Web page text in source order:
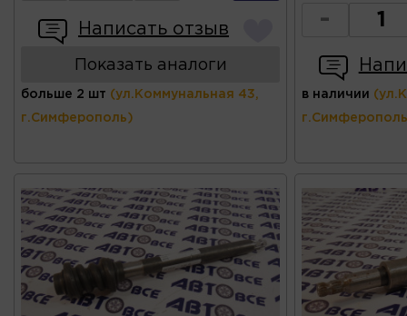
Написать отзыв
Показать аналоги
больше 2 шт (ул.Коммунальная 43,
г.Симферополь)
-
в наличии